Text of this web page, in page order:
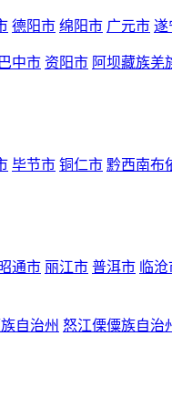
德阳市 绵阳市 广元市 遂
巴中市 资阳市 阿坝藏族羌
毕节市 铜仁市 黔西南布
昭通市 丽江市 普洱市 临
自治州 怒江傈僳族自治